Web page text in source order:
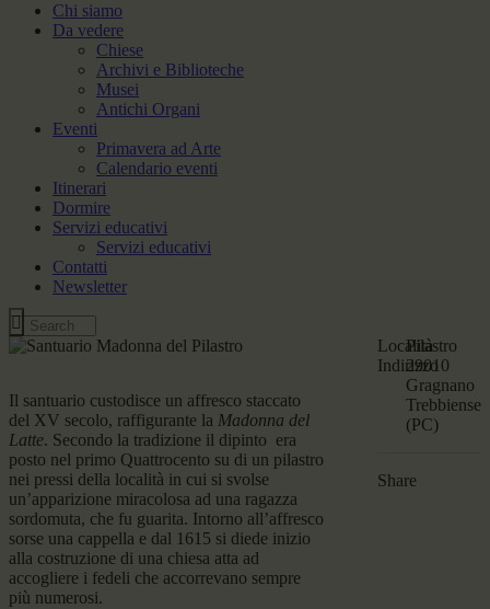
Chi siamo
Da vedere
Chiese
Archivi e Biblioteche
Musei
Antichi Organi
Eventi
Primavera ad Arte
Calendario eventi
Itinerari
Dormire
Servizi educativi
Servizi educativi
Contatti
Newsletter
Il santuario custodisce un affresco staccato
del XV secolo, raffigurante la Madonna del
Latte. Secondo la tradizione il dipinto era
posto nel primo Quattrocento su di un pilastro
nei pressi della località in cui si svolse
un’apparizione miracolosa ad una ragazza
sordomuta, che fu guarita. Intorno all’affresco
sorse una cappella e dal 1615 si diede inizio
alla costruzione di una chiesa atta ad
accogliere i fedeli che accorrevano sempre
più numerosi.
Località
Pilastro
Indirizzo
29010
Gragnano
Trebbiense
(PC)
Share